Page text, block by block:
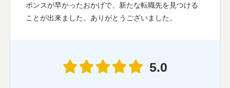
ポンスが早かったおかげで、新たな転職先を見つける
ことが出来ました。ありがとうございました。
5.0